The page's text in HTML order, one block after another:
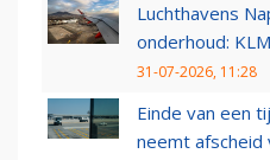
Luchthavens
onderhoud:
31-07-2026, 11:28
Einde van een
neemt afscheid